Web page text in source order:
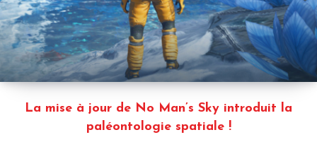
La mise à jour de No Man’s Sky introduit la
paléontologie spatiale !